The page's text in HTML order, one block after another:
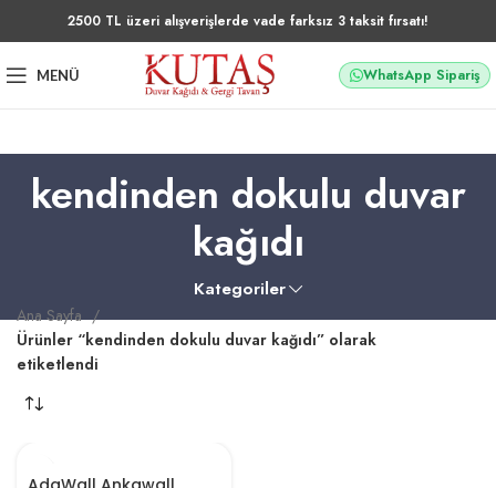
2500 TL üzeri alışverişlerde vade farksız 3 taksit fırsatı!
MENÜ WhatsApp Sipariş
kendinden dokulu duvar
kağıdı
Kategoriler
Ana Sayfa
Ürünler “kendinden dokulu duvar kağıdı” olarak
etiketlendi